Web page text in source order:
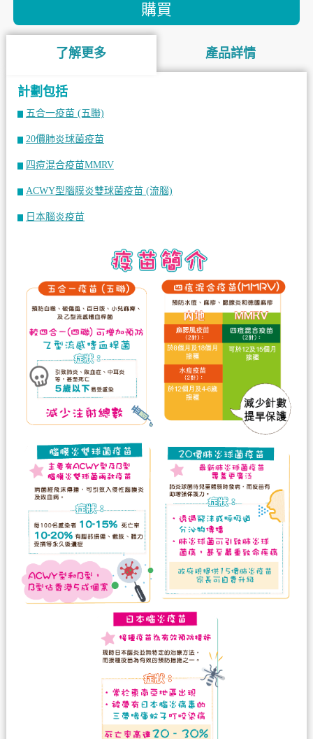
購買
了解更多 產品詳情
計劃包括
五合一疫苗 (五聯)
20價肺炎球菌疫苗
四痘混合疫苗MMRV
ACWY型腦膜炎雙球菌疫苗 (流腦)
日本腦炎疫苗